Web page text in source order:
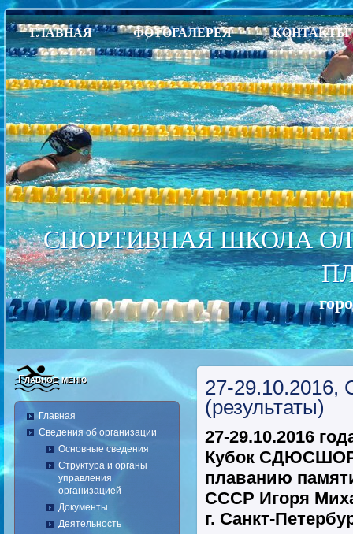
ГЛАВНАЯ ФОТОГАЛЕРЕЯ КОНТАКТЫ
СПОРТИВНАЯ ШКОЛА
Главное меню
Главная
Сведения об организации
Основные сведения
Структура и органы
управления
организацией
Документы
Деятельность
27-29.10.2016,
(результаты)
27-29.10.2016
Кубок СДЮСШОР
плаванию
СССР Игоря
г. Санкт-